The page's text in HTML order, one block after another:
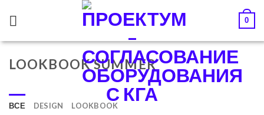
0
LOOKBOOK SUMMER
ВСЕ DESIGN LOOKBOOK